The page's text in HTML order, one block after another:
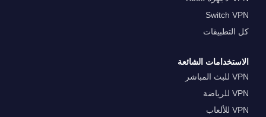
Switch VPN
كل التطبيقات
الاستخدامات الشائعة
VPN للبث المباشر
VPN للرياضة
VPN للألعاب